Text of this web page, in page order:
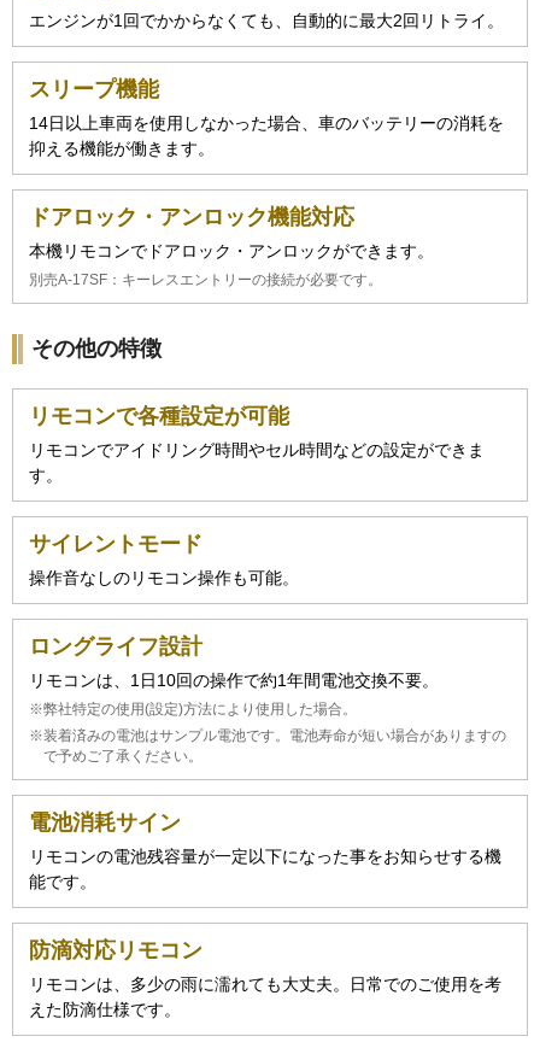
エンジンが1回でかからなくても、自動的に最大2回リトライ。
スリープ機能
14日以上車両を使用しなかった場合、車のバッテリーの消耗を
抑える機能が働きます。
ドアロック・アンロック機能対応
本機リモコンでドアロック・アンロックができます。
別売A-17SF：キーレスエントリーの接続が必要です。
その他の特徴
リモコンで各種設定が可能
リモコンでアイドリング時間やセル時間などの設定ができま
す。
サイレントモード
操作音なしのリモコン操作も可能。
ロングライフ設計
リモコンは、1日10回の操作で約1年間電池交換不要。
※弊社特定の使用(設定)方法により使用した場合。
※装着済みの電池はサンプル電池です。電池寿命が短い場合がありますの
で予めご了承ください。
電池消耗サイン
リモコンの電池残容量が一定以下になった事をお知らせする機
能です。
防滴対応リモコン
リモコンは、多少の雨に濡れても大丈夫。日常でのご使用を考
えた防滴仕様です。